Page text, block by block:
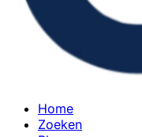
Home
Zoeken